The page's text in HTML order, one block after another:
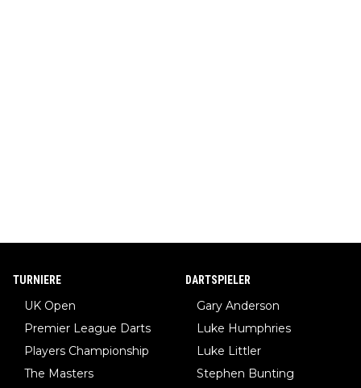
TURNIERE
UK Open
Premier League Darts
Players Championship
The Masters
DARTSPIELER
Gary Anderson
Luke Humphries
Luke Littler
Stephen Bunting